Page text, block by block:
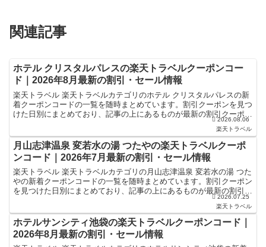
関連記事
ホテル クリスタルパレスの楽天トラベルクーポンコー
ド｜2026年8月最新の割引・セール情報
楽天トラベル 楽天トラベルカテゴリのホテル クリスタルパレスの新
着クーポンコードの一覧を随時まとめています。割引クーポンを見つ
けた日別にまとめており、記事の上にあるものが最新の割引クーポン
になります。ホテル・旅館宿泊の予約などで使えるクーポ...2026.08.06
楽天トラベル
月山志津温泉 変若水の湯 つたやの楽天トラベルクーポ
ンコード｜2026年7月最新の割引・セール情報
楽天トラベル 楽天トラベルカテゴリの月山志津温泉 変若水の湯 つた
やの新着クーポンコードの一覧を随時まとめています。割引クーポン
を見つけた日別にまとめており、記事の上にあるものが最新の割引ク
ーポンになります。ホテル・旅館宿泊の予約などで使え...
2026.07.25
楽天トラベル
ホテルサンシティ池袋の楽天トラベルクーポンコード｜
2026年8月最新の割引・セール情報